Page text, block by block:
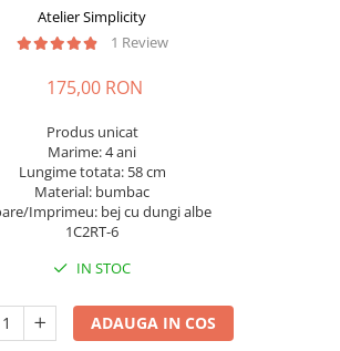
Atelier Simplicity
1 Review
175,00 RON
Produs unicat
Marime: 4 ani
Lungime totata: 58 cm
Material: bumbac
Imprimeu: bej cu dungi albe
1C2RT-6
IN STOC
ADAUGA IN COS